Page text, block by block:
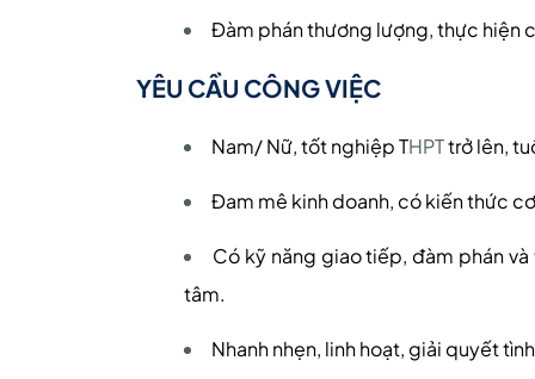
Đàm phán thương lượng, thực hiện
YÊU CẦU CÔNG VIỆC
Nam/ Nữ, tốt nghiệp THPTtrở lên,
Đam mê kinh doanh, có kiến thức
Có kỹ năng giao tiếp, đàm phán
tâm.
Nhanh nhẹn, linh hoạt, giải quyết